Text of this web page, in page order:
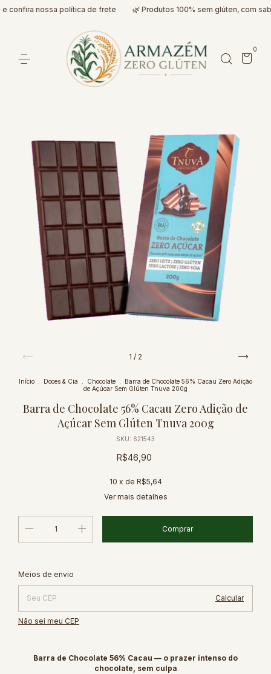
nossa política de frete 🌿 Produtos 100% sem glúten, com
0
1 / 2
Início . Doces & Cia . Chocolate .
Barra de Chocolate 56% Cacau Zero Adição
de Açúcar Sem Glúten Tnuva 200g
Barra de Chocolate 56% Cacau Zero Adição de
Açúcar Sem Glúten Tnuva 200g
SKU: 621543
R$46,90
10 x de R$5,64
Ver mais detalhes
Entregas para o CEP:
Meios de envio
Calcular
Não sei meu CEP
Barra de Chocolate 56% Cacau — o prazer intenso do
chocolate, sem culpa